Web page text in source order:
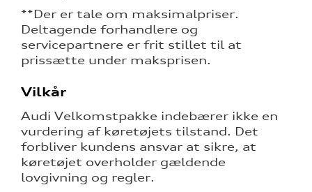
**Der er tale om maksimalpriser.
Deltagende forhandlere og
servicepartnere er frit stillet til at
prissætte under maksprisen.
Vilkår
Audi Velkomstpakke indebærer ikke en
vurdering af køretøjets tilstand. Det
forbliver kundens ansvar at sikre, at
køretøjet overholder gældende
lovgivning og regler.